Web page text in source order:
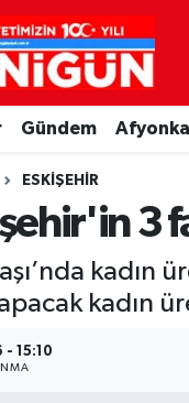
Gündem
ESKIŞEHIR
3
kadın
kadın
- 15:10